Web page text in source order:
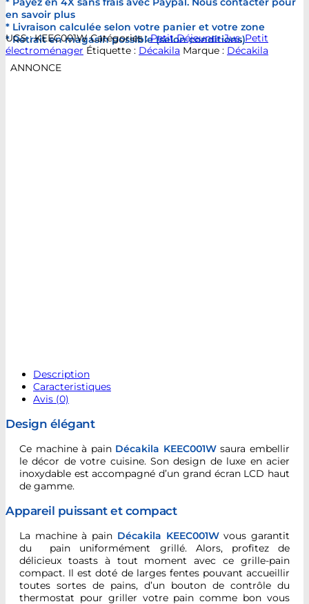
en savoir plus
* Livraison calculée selon votre panier et votre zone
* Retrait en magasin possible (selon conditions)
UGS :KEEC001W Catégories :Petit Déjeuner-Jus,Petit
électroménager Étiquette : Décakila Marque : Décakila
ANNONCE
Description
Caracteristiques
Avis (0)
Design élégant
Ce machine à pain Décakila KEEC001Wsaura embellir
le décor de votre cuisine. Son design de luxe en acier
inoxydable est accompagné d’un grand écran LCD haut
de gamme.
Appareil puissant et compact
La machine à pain Décakila KEEC001Wvous garantit
du pain uniformément grillé. Alors, profitez de
délicieux toasts à tout moment avec ce grille-pain
compact. Il est doté de larges fentes pouvant accueillir
toutes sortes de pains, d’un bouton de contrôle du
thermostat pour griller votre pain comme bon vous